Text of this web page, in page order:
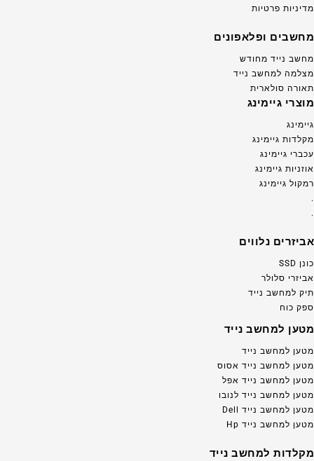
מדיניות פרטיות
מחשבים ופלאפונים
מחשב נייד מחודש
מצלמה למחשב נייד
תאורה סולארית
מוצרי גיימינג
גיימינג
מקלדות גיימינג
עכברי גיימינג
אוזניות גיימינג
רמקול גיימינג
.
.
אביזרים נלווים
כונן SSD
אביזרי סלולר
תיק למחשב נייד
ספק כוח
מטען למחשב נייד
מטען למחשב נייד
מטען למחשב נייד אסוס
מטען למחשב נייד אפל
מטען למחשב נייד לנובו
מטען למחשב נייד Dell
מטען למחשב נייד Hp
מקלדות למחשב נייד